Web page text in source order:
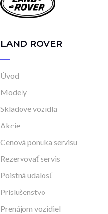
LAND ROVER
Úvod
Modely
Skladové vozidlá
Akcie
Cenová ponuka servisu
Rezervovať servis
Poistná udalosť
Príslušenstvo
Prenájom vozidiel